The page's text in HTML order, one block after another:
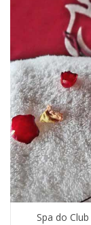
Spa do